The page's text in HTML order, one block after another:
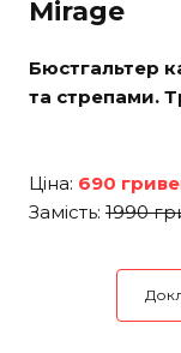
Mirage
Бюстгальтер
та стрепами.
Ціна: 690
Замість: 1990